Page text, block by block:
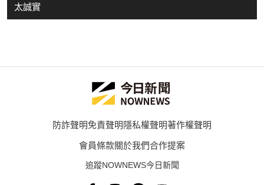
太誠實
防詐聲明免責聲明隱私權聲明著作權聲明
會員條款關於我們合作提案
追蹤NOWNEWS今日新聞